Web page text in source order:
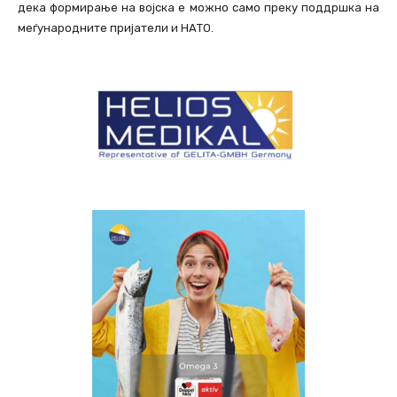
дека формирање на војска е можно само преку поддршка на
меѓународните пријатели и НАТО.